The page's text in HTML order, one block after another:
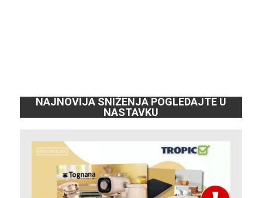
NAJNOVIJA SNIŽENJA POGLEDAJTE U
NASTAVKU